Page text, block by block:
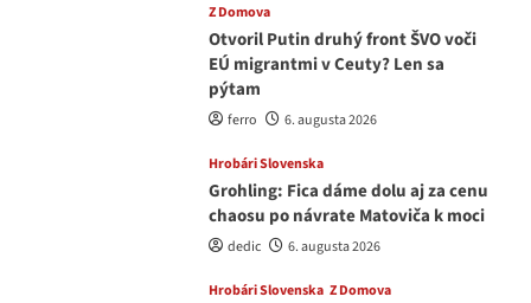
Z Domova
Otvoril Putin druhý front ŠVO voči
EÚ migrantmi v Ceuty? Len sa
pýtam
ferro 6. augusta 2026
Hrobári Slovenska
Grohling: Fica dáme dolu aj za cenu
chaosu po návrate Matoviča k moci
dedic 6. augusta 2026
Hrobári Slovenska Z Domova